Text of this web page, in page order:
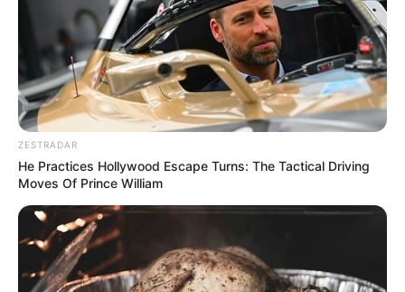
ZESTRADAR
He Practices Hollywood Escape Turns: The Tactical Driving
Moves Of Prince William